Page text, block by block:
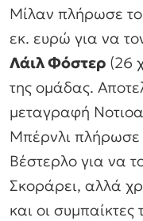
Μίλαν πλήρωσε
εκ. ευρώ για να
Λάιλ Φόστερ (26
της ομάδας.
μεταγραφή
Μπέρνλι πλήρωσε
Βέστερλο για να
Σκοράρει, αλλά
και οι